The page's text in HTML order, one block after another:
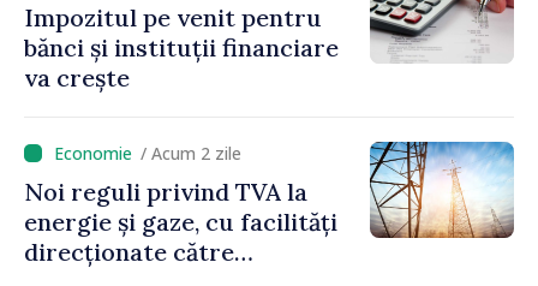
Impozitul pe venit pentru
bănci și instituții financiare
va crește
/ Acum 2 zile
Noi reguli privind TVA la
energie și gaze, cu facilități
direcționate către